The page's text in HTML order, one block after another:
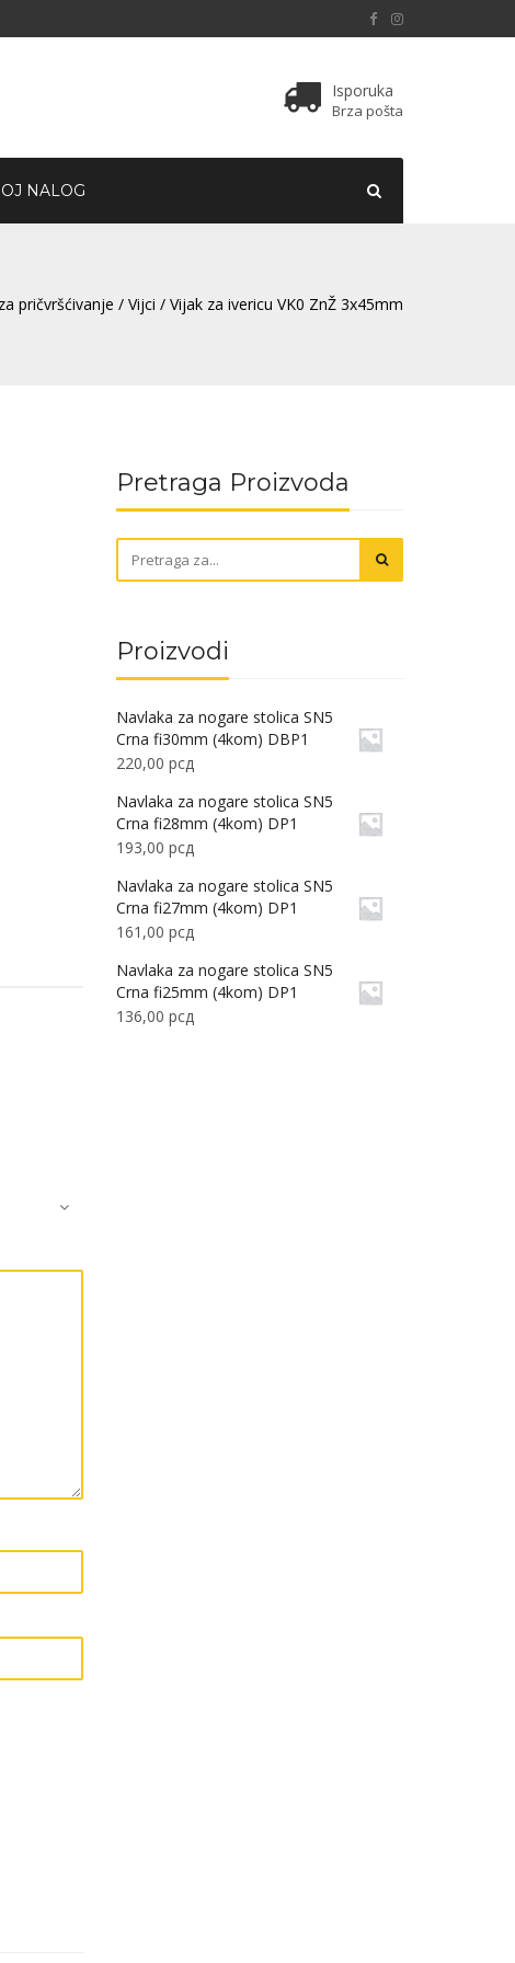
Isporuka
Brza pošta
NALOG
pričvršćivanje / Vijci / Vijak za ivericu VK0 ZnŽ 3x45mm
Pretraga Proizvoda
Proizvodi
Navlaka za nogare stolica SN5
Crna fi30mm (4kom) DBP1
220,00 рсд
Navlaka za nogare stolica SN5
Crna fi28mm (4kom) DP1
193,00 рсд
Navlaka za nogare stolica SN5
Crna fi27mm (4kom) DP1
161,00 рсд
Navlaka za nogare stolica SN5
Crna fi25mm (4kom) DP1
136,00 рсд